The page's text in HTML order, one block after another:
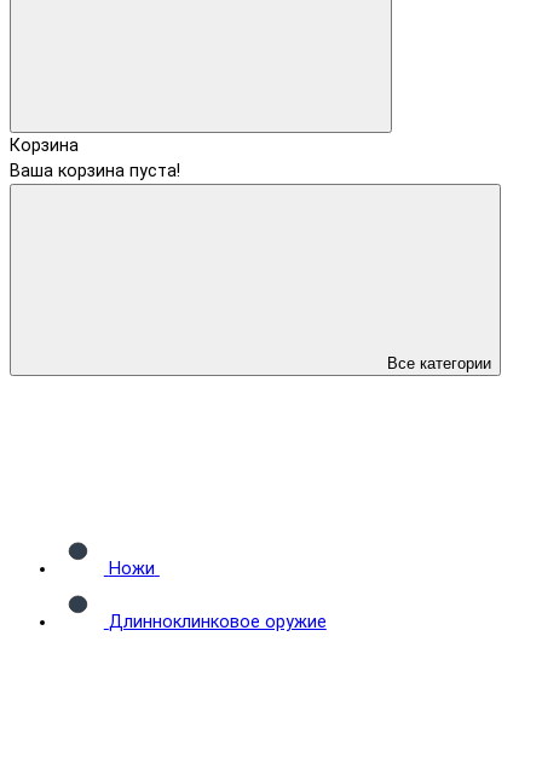
Корзина
Ваша корзина пуста!
Все категории
Ножи
Длинноклинковое оружие